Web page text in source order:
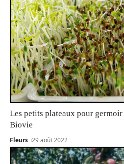
Les petits plateaux pour germoir
Biovie
Fleurs 29 août 2022